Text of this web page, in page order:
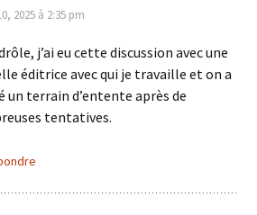
2025 à 2:35 pm
j’ai eu cette discussion avec une
éditrice avec qui je travaille et on a
un terrain d’entente après de
tentatives.